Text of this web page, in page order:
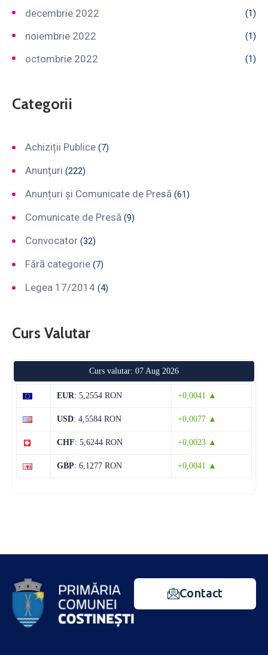
decembrie 2022 (1)
noiembrie 2022 (1)
octombrie 2022 (1)
Categorii
Achiziții Publice (7)
Anunțuri (222)
Anunțuri și Comunicate de Presă (61)
Comunicate de Presă (9)
Convocator (32)
Fără categorie (7)
Legea 17/2014 (4)
Curs Valutar
Curs valutar: 07 Aug 2026
EUR: 5,2554 RON +0,0041 ▲
USD: 4,5584 RON +0,0077 ▲
CHF: 5,6244 RON +0,0023 ▲
GBP: 6,1277 RON +0,0041 ▲
Contact